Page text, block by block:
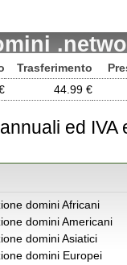
Trasferimento
44.99 €
ed IVA
domini Africani
domini Americani
domini Asiatici
domini Europei